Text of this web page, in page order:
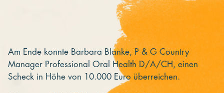
Am Ende konnte Barbara Blanke, P & G Country
Manager Professional Oral Health D/A/CH, einen
Scheck in Höhe von 10.000 Euro überreichen.